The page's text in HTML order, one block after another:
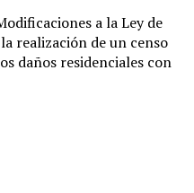
a la Ley de
realización de un censo
daños residenciales con